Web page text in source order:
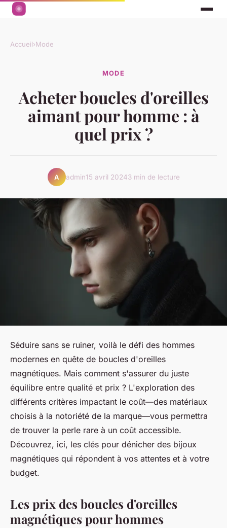
Accueil›Mode
MODE
Acheter boucles d'oreilles
aimant pour homme : à
quel prix ?
A admin15 avril 20243 min de lecture
Séduire sans se ruiner, voilà le défi des hommes
modernes en quête de boucles d'oreilles
magnétiques. Mais comment s'assurer du juste
équilibre entre qualité et prix ? L'exploration des
différents critères impactant le coût—des matériaux
choisis à la notoriété de la marque—vous permettra
de trouver la perle rare à un coût accessible.
Découvrez, ici, les clés pour dénicher des bijoux
magnétiques qui répondent à vos attentes et à votre
budget.
Les prix des boucles d'oreilles
magnétiques pour hommes